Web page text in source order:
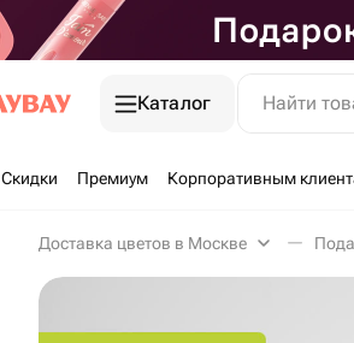
Каталог Найти
Скидки Премиум Корпоративным
Доставка цветов в Москве